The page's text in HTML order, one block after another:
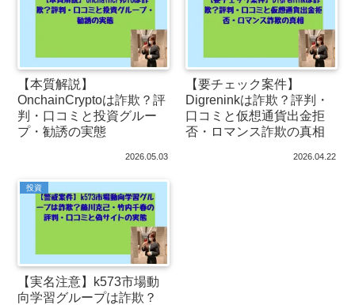
【本質解説】
OnchainCryptoは詐欺？評
判・口コミと投資グルー
プ・勧誘の実態
2026.05.03
【要チェック案件】
Digreninkは詐欺？評判・
口コミと仮想通貨出金拒
否・ロマンス詐欺の真相
2026.04.22
投資
【実名注意】k573市場動
向学習グループは詐欺？